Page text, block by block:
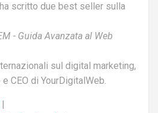
ha scritto due best seller sulla
- Guida Avanzata al Web
sul digital marketing,
CEO di YourDigitalWeb.
|